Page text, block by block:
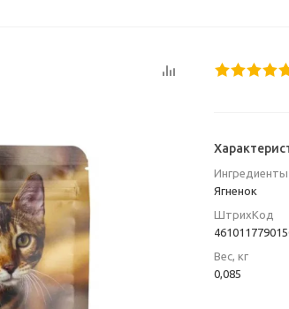
Ингредиенты
Ягненок
ШтрихКод
Вес, кг
0,085